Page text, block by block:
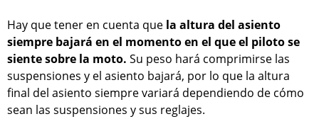
Hay que tener en cuenta que la altura del asiento
siempre bajará en el momento en el que el piloto se
siente sobre la moto. Su peso hará comprimirse las
suspensiones y el asiento bajará, por lo que la altura
final del asiento siempre variará dependiendo de cómo
sean las suspensiones y sus reglajes.